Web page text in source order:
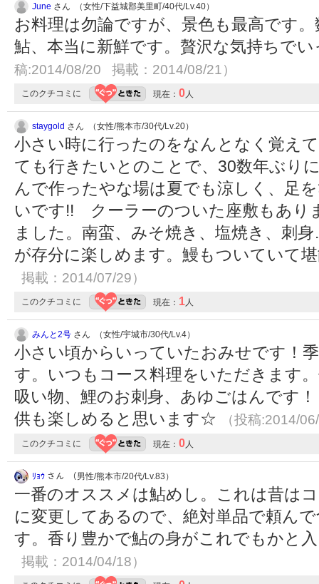
June さん （女性/下益城郡美里町/40代/Lv.40）
お料理は勿論ですが、景色も最高です
鮎、本当に新鮮です。贅沢な気持ちで
稿:2014/08/20 掲載：2014/08/21）
このクチコミに 現在： 0 人
staygold さん （女性/熊本市/30代/Lv.20）
小さい時に行ったのをなんとなく覚え
ても行きたいとのことで、30数年ぶり
んで作ったやな場は夏でも涼しく、足
いです!! クーラーのついた座敷もあり
ました。南蛮、みそ焼き、塩焼き、刺
が存分に楽しめます。鰻もついていて
掲載：2014/07/29）
このクチコミに 現在： 1 人
みんと2号 さん （女性/宇城市/30代/Lv.4）
小さい頃からいっていたおみせです！
す。いつもコース料理をいただきます
吸い物、鯉のお刺身、あゆごはんです
供も楽しめると思います☆
（投稿:2014/
このクチコミに 現在： 0 人
ﾘｮｳ さん （男性/熊本市/20代/Lv.83）
一番のオススメは鮎めし。これは昔は
に変更してあるので、絶対単品で頼ん
す。香り豊かで鮎の身がこれでもかと
掲載：2014/04/18）